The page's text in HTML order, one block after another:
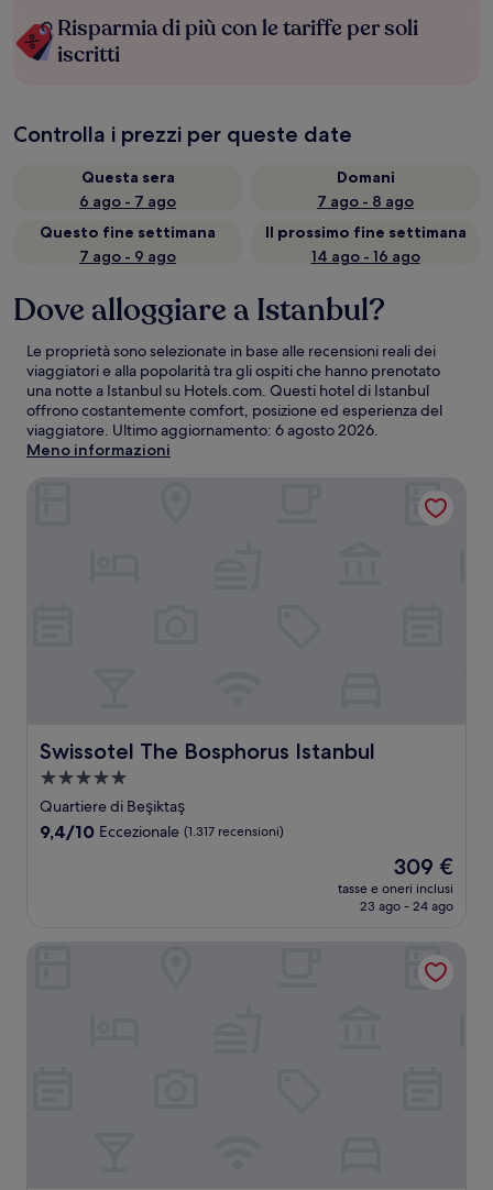
Risparmia di più con le tariffe per soli
iscritti
Controlla i prezzi per queste date
Questa sera
6 ago - 7 ago
Domani
7 ago - 8 ago
Questo fine settimana
7 ago - 9 ago
Il prossimo fine settimana
14 ago - 16 ago
Dove alloggiare a Istanbul?
Le proprietà sono selezionate in base alle recensioni reali dei
viaggiatori e alla popolarità tra gli ospiti che hanno prenotato
una notte a Istanbul su Hotels.com. Questi hotel di Istanbul
offrono costantemente comfort, posizione ed esperienza del
viaggiatore. Ultimo aggiornamento: 6 agosto 2026.
Meno informazioni
Swissotel The Bosphorus Istanbul
Swissotel The Bosphorus Istanbul
Struttura
a
5.0
Quartiere di Beşiktaş
9.4
9,4/10 Eccezionale (1.317 recensioni)
Il
prezzo
attuale
309 €
309 €
tasse e oneri inclusi
23 ago - 24 ago